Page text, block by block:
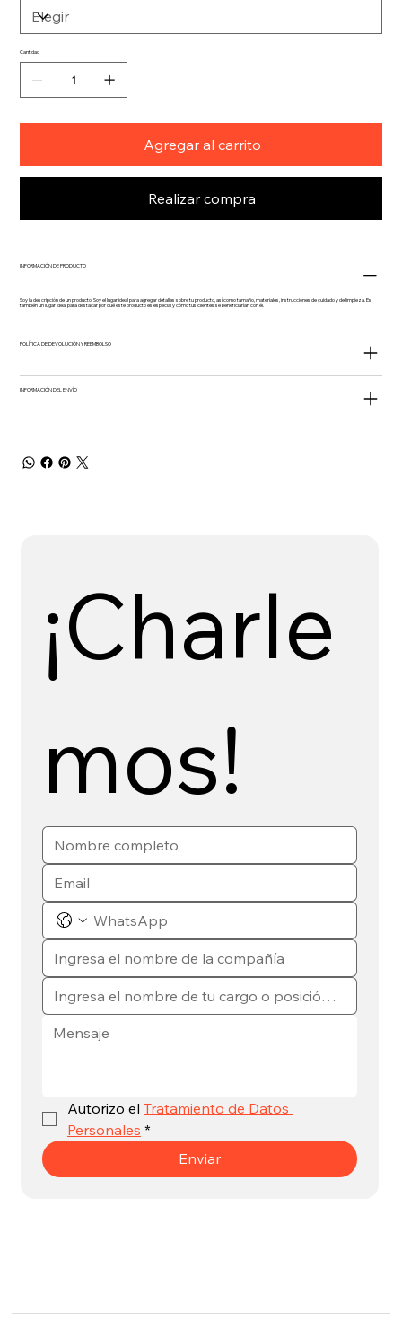
Cantidad
Agregar al carrito
Realizar compra
INFORMACIÓN DE PRODUCTO
Soy la descripción de un producto. Soy el lugar ideal para agregar detalles sobre tu producto, así como tamaño, materiales, instrucciones de cuidado y de limpieza. Es
también un lugar ideal para destacar por qué este producto es especial y cómo tus clientes se beneficiarían con él.
POLÍTICA DE DEVOLUCIÓN Y REEMBOLSO
INFORMACIÓN DEL ENVÍO
¡Charle
mos!
Autorizo el Tratamiento de Datos
Personales *
Enviar